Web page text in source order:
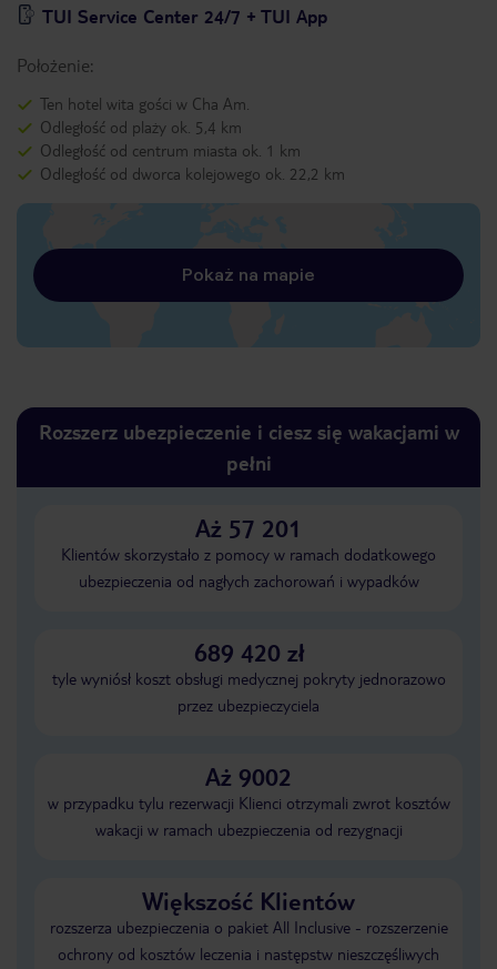
TUI Service Center 24/7 + TUI App
Położenie:
Ten hotel wita gości w Cha Am.
Odległość od plaży ok. 5,4 km
Odległość od centrum miasta ok. 1 km
Odległość od dworca kolejowego ok. 22,2 km
Pokaż na mapie
Rozszerz ubezpieczenie i ciesz się wakacjami w
pełni
Aż 57 201
Klientów skorzystało z pomocy w ramach dodatkowego
ubezpieczenia od nagłych zachorowań i wypadków
689 420 zł
tyle wyniósł koszt obsługi medycznej pokryty jednorazowo
przez ubezpieczyciela
Aż 9002
w przypadku tylu rezerwacji Klienci otrzymali zwrot kosztów
wakacji w ramach ubezpieczenia od rezygnacji
Większość Klientów
rozszerza ubezpieczenia o pakiet All Inclusive - rozszerzenie
ochrony od kosztów leczenia i następstw nieszczęśliwych